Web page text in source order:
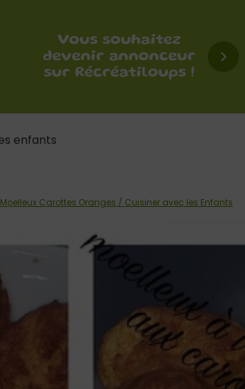
enfants
Carottes Oranges / Cuisiner avec les Enfants